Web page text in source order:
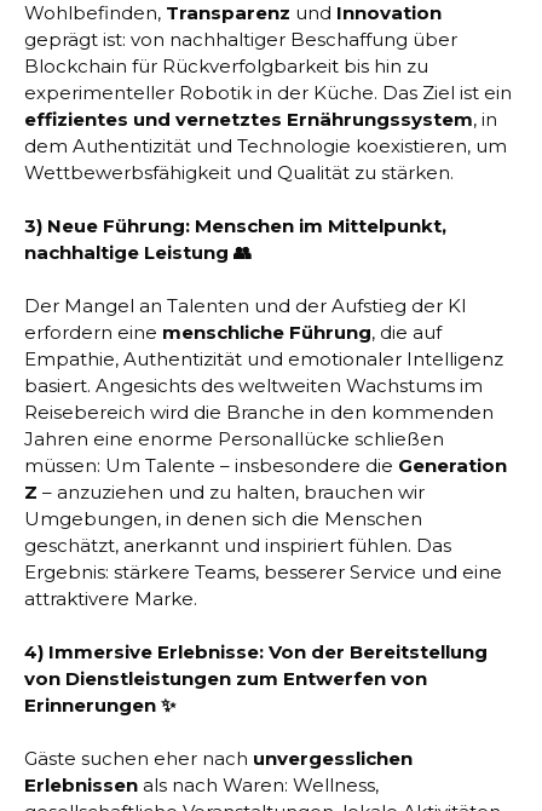
Wohlbefinden, Transparenz und Innovation
geprägt ist: von nachhaltiger Beschaffung über
Blockchain für Rückverfolgbarkeit bis hin zu
experimenteller Robotik in der Küche. Das Ziel ist ein
effizientes und vernetztes Ernährungssystem, in
dem Authentizität und Technologie koexistieren, um
Wettbewerbsfähigkeit und Qualität zu stärken.
3) Neue Führung: Menschen im Mittelpunkt,
nachhaltige Leistung 👥
Der Mangel an Talenten und der Aufstieg der KI
erfordern eine menschliche Führung, die auf
Empathie, Authentizität und emotionaler Intelligenz
basiert. Angesichts des weltweiten Wachstums im
Reisebereich wird die Branche in den kommenden
Jahren eine enorme Personallücke schließen
müssen: Um Talente – insbesondere die Generation
Z – anzuziehen und zu halten, brauchen wir
Umgebungen, in denen sich die Menschen
geschätzt, anerkannt und inspiriert fühlen. Das
Ergebnis: stärkere Teams, besserer Service und eine
attraktivere Marke.
4) Immersive Erlebnisse: Von der Bereitstellung
von Dienstleistungen zum Entwerfen von
Erinnerungen ✨
Gäste suchen eher nach unvergesslichen
Erlebnissen als nach Waren: Wellness,